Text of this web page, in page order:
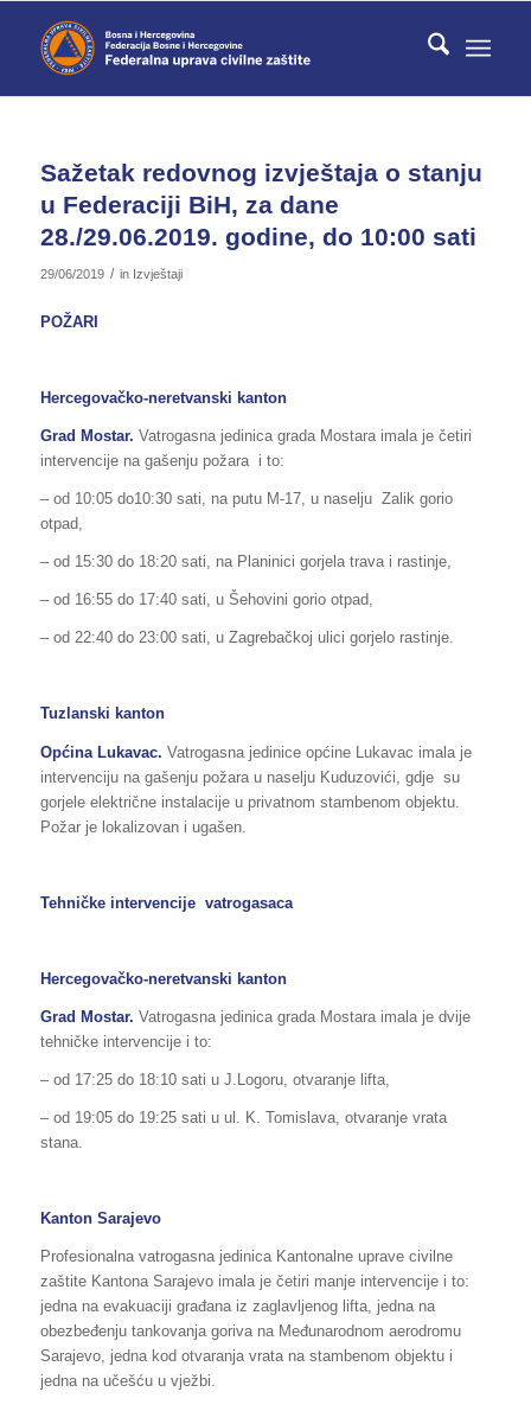
Sažetak redovnog izvještaja o stanju
u Federaciji BiH, za dane
28./29.06.2019. godine, do 10:00 sati
29/06/2019 / in Izvještaji
POŽARI
Hercegovačko-neretvanski kanton
Grad Mostar. Vatrogasna jedinica grada Mostara imala je četiri
intervencije na gašenju požara i to:
– od 10:05 do10:30 sati, na putu M-17, u naselju Zalik gorio
otpad,
– od 15:30 do 18:20 sati, na Planinici gorjela trava i rastinje,
– od 16:55 do 17:40 sati, u Šehovini gorio otpad,
– od 22:40 do 23:00 sati, u Zagrebačkoj ulici gorjelo rastinje.
Tuzlanski kanton
Općina Lukavac. Vatrogasna jedinice općine Lukavac imala je
intervenciju na gašenju požara u naselju Kuduzovići, gdje su
gorjele električne instalacije u privatnom stambenom objektu.
Požar je lokalizovan i ugašen.
Tehničke intervencije vatrogasaca
Hercegovačko-neretvanski kanton
Grad Mostar. Vatrogasna jedinica grada Mostara imala je dvije
tehničke intervencije i to:
– od 17:25 do 18:10 sati u J.Logoru, otvaranje lifta,
– od 19:05 do 19:25 sati u ul. K. Tomislava, otvaranje vrata
stana.
Kanton Sarajevo
Profesionalna vatrogasna jedinica Kantonalne uprave civilne
zaštite Kantona Sarajevo imala je četiri manje intervencije i to:
jedna na evakuaciji građana iz zaglavljenog lifta, jedna na
obezbeđenju tankovanja goriva na Međunarodnom aerodromu
Sarajevo, jedna kod otvaranja vrata na stambenom objektu i
jedna na učešću u vježbi.